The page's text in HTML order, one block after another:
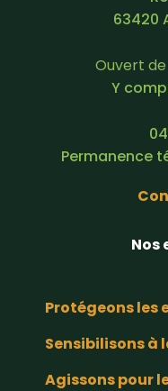
63420
Ouvert
Y
Permanence
Nos
Protégeons les
Sensibilisons à
Agissons pour